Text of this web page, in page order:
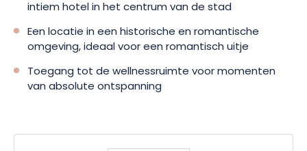
intiem hotel in het centrum van de stad
Een locatie in een historische en romantische
omgeving, ideaal voor een romantisch uitje
Toegang tot de wellnessruimte voor momenten
van absolute ontspanning